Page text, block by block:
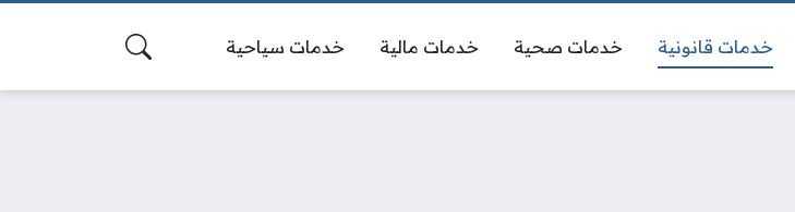
خدمات قانونية خدمات صحية خدمات مالية خدمات سياحية